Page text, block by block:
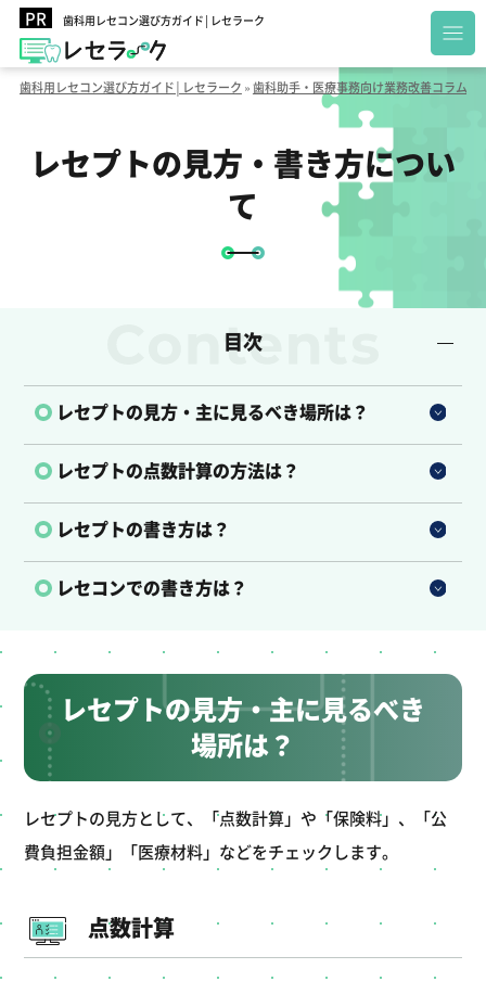
歯科用レセコン選び方ガイド│レセラーク
歯科用レセコン選び方ガイド│レセラーク »歯科助手・医療事務向け業務改善コラム
レセプトの見方・書き方につい
て
目次
レセプトの見方・主に見るべき場所は？
レセプトの点数計算の方法は？
レセプトの書き方は？
レセコンでの書き方は？
レセプトの見方・主に見るべき
場所は？
レセプトの見方として、「点数計算」や「保険料」、「公
費負担金額」「医療材料」などをチェックします。
点数計算